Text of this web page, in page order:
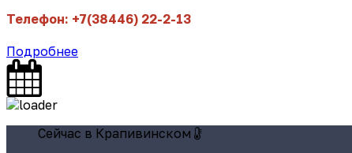
Телефон: +7(38446) 22-2-13
Подробнее
Сейчас в Крапивинском